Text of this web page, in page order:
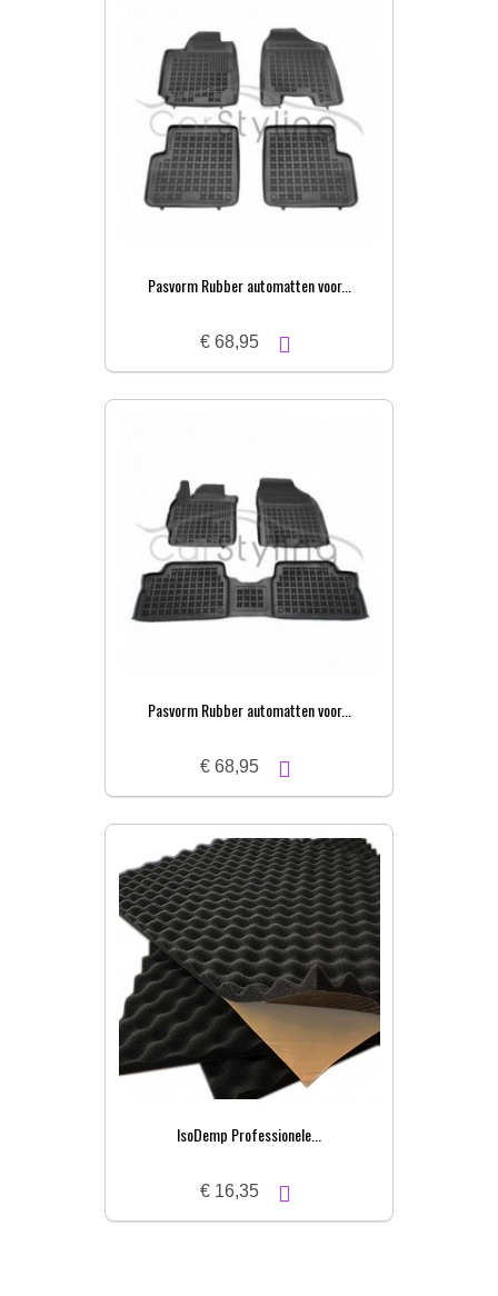
Pasvorm Rubber automatten voor...
€ 68,95
Pasvorm Rubber automatten voor...
€ 68,95
IsoDemp Professionele...
€ 16,35